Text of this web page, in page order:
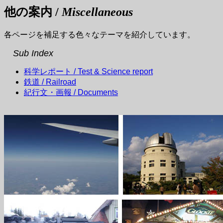
他の案内 / Miscellaneous
各ページを補足する色々なテーマを紹介しています。
Sub Index
科学レポート / Test & Science report
鉄道 / Railroad
紀行文・画報 / Documents